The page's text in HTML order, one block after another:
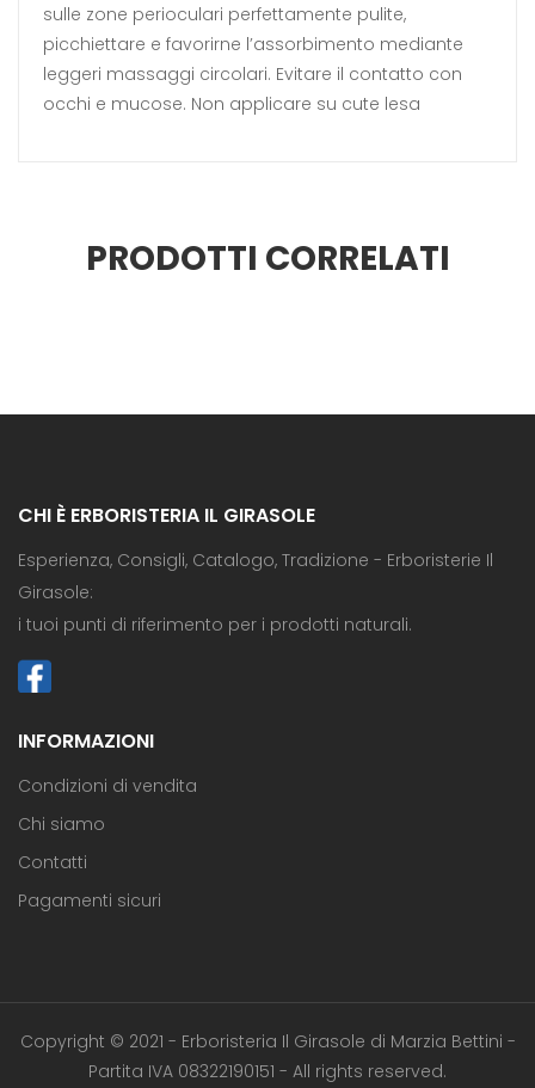
sulle zone perioculari perfettamente pulite,
picchiettare e favorirne l’assorbimento mediante
leggeri massaggi circolari. Evitare il contatto con
occhi e mucose. Non applicare su cute lesa
PRODOTTI CORRELATI
CHI È ERBORISTERIA IL GIRASOLE
Esperienza, Consigli, Catalogo, Tradizione - Erboristerie Il
Girasole:
i tuoi punti di riferimento per i prodotti naturali.
INFORMAZIONI
Condizioni di vendita
Chi siamo
Contatti
Pagamenti sicuri
Copyright © 2021 - Erboristeria Il Girasole di Marzia Bettini -
Partita IVA 08322190151 - All rights reserved.